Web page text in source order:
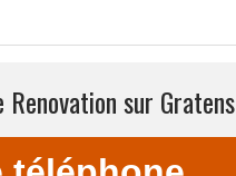
sur Gratens